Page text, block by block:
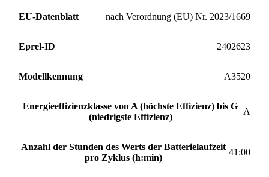
EU-Datenblatt nach Verordnung (EU) Nr. 2023/1669
Eprel-ID 2402623
Modellkennung A3520
Energieeffizienzklasse von A (höchste Effizienz) bis G
(niedrigste Effizienz)
A
Anzahl der Stunden des Werts der Batterielaufzeit
pro Zyklus (h:min)
41:00